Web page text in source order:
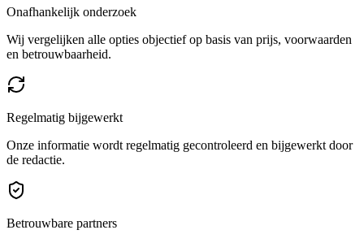
Onafhankelijk onderzoek
Wij vergelijken alle opties objectief op basis van prijs, voorwaarden
en betrouwbaarheid.
Regelmatig bijgewerkt
Onze informatie wordt regelmatig gecontroleerd en bijgewerkt door
de redactie.
Betrouwbare partners